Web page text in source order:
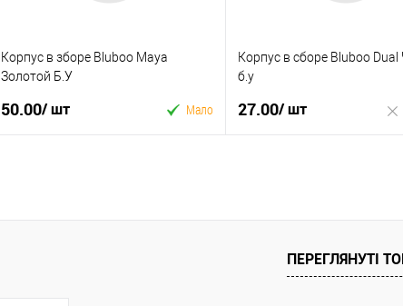
Корпус в зборе Bluboo Maya
Золотой Б.У
50.00/ шт Мало
Корпус в сборе Bluboo
б.у
27.00/ шт
ПЕРЕГЛЯНУТІ